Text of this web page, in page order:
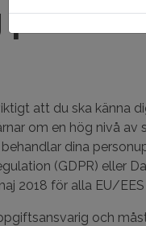
att du ska känna
om en hög nivå
dina
(GDPR) eller
2018 för alla EU/
och